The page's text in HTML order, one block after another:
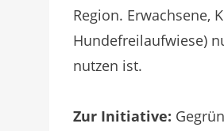
Region. Erwachsene,
Hundefreilaufwiese)
nutzen ist.
Zur Initiative: